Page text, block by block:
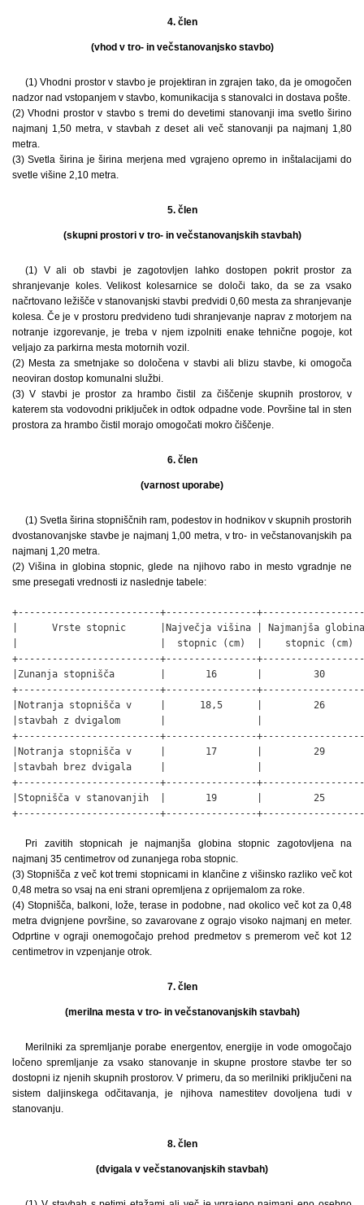
4. člen
(vhod v tro- in večstanovanjsko stavbo)
(1) Vhodni prostor v stavbo je projektiran in zgrajen tako, da je omogočen
nadzor nad vstopanjem v stavbo, komunikacija s stanovalci in dostava pošte.
(2) Vhodni prostor v stavbo s tremi do devetimi stanovanji ima svetlo širino
najmanj 1,50 metra, v stavbah z deset ali več stanovanji pa najmanj 1,80
metra.
(3) Svetla širina je širina merjena med vgrajeno opremo in inštalacijami do
svetle višine 2,10 metra.
5. člen
(skupni prostori v tro- in večstanovanjskih stavbah)
(1) V ali ob stavbi je zagotovljen lahko dostopen pokrit prostor za
shranjevanje koles. Velikost kolesarnice se določi tako, da se za vsako
načrtovano ležišče v stanovanjski stavbi predvidi 0,60 mesta za shranjevanje
kolesa. Če je v prostoru predvideno tudi shranjevanje naprav z motorjem na
notranje izgorevanje, je treba v njem izpolniti enake tehnične pogoje, kot
veljajo za parkirna mesta motornih vozil.
(2) Mesta za smetnjake so določena v stavbi ali blizu stavbe, ki omogoča
neoviran dostop komunalni službi.
(3) V stavbi je prostor za hrambo čistil za čiščenje skupnih prostorov, v
katerem sta vodovodni priključek in odtok odpadne vode. Površine tal in sten
prostora za hrambo čistil morajo omogočati mokro čiščenje.
6. člen
(varnost uporabe)
(1) Svetla širina stopniščnih ram, podestov in hodnikov v skupnih prostorih
dvostanovanjske stavbe je najmanj 1,00 metra, v tro- in večstanovanjskih pa
najmanj 1,20 metra.
(2) Višina in globina stopnic, glede na njihovo rabo in mesto vgradnje ne
sme presegati vrednosti iz naslednje tabele:
+-------------------------+----------------
|      Vrste stopnic      |Največja višina | Najmanjša
|                         |  stopnic (cm)  |    stopnic (cm)
+-------------------------+----------------
|Zunanja stopnišča        |       16       |         30
+-------------------------+----------------
|Notranja stopnišča v     |      18,5      |         26
|stavbah z dvigalom       |                |
+-------------------------+----------------
|Notranja stopnišča v     |       17       |         29
|stavbah brez dvigala     |                |
+-------------------------+----------------
|Stopnišča v stanovanjih  |       19       |         25
+-------------------------+----------------
Pri zavitih stopnicah je najmanjša globina stopnic zagotovljena na
najmanj 35 centimetrov od zunanjega roba stopnic.
(3) Stopnišča z več kot tremi stopnicami in klančine z višinsko razliko več kot
0,48 metra so vsaj na eni strani opremljena z oprijemalom za roke.
(4) Stopnišča, balkoni, lože, terase in podobne, nad okolico več kot za 0,48
metra dvignjene površine, so zavarovane z ograjo visoko najmanj en meter.
Odprtine v ograji onemogočajo prehod predmetov s premerom več kot 12
centimetrov in vzpenjanje otrok.
7. člen
(merilna mesta v tro- in večstanovanjskih stavbah)
Merilniki za spremljanje porabe energentov, energije in vode omogočajo
ločeno spremljanje za vsako stanovanje in skupne prostore stavbe ter so
dostopni iz njenih skupnih prostorov. V primeru, da so merilniki priključeni na
sistem daljinskega odčitavanja, je njihova namestitev dovoljena tudi v
stanovanju.
8. člen
(dvigala v večstanovanjskih stavbah)